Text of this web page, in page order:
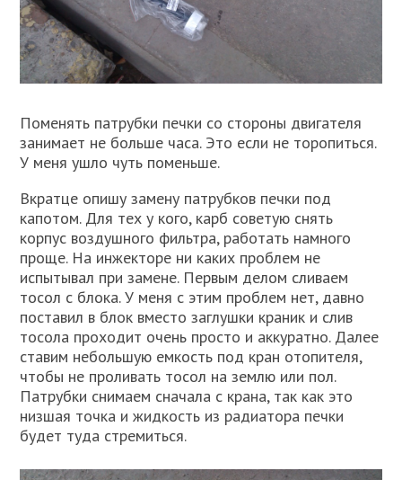
Поменять патрубки печки со стороны двигателя
занимает не больше часа. Это если не торопиться.
У меня ушло чуть поменьше.
Вкратце опишу замену патрубков печки под
капотом. Для тех у кого, карб советую снять
корпус воздушного фильтра, работать намного
проще. На инжекторе ни каких проблем не
испытывал при замене. Первым делом сливаем
тосол с блока. У меня с этим проблем нет, давно
поставил в блок вместо заглушки краник и слив
тосола проходит очень просто и аккуратно. Далее
ставим небольшую емкость под кран отопителя,
чтобы не проливать тосол на землю или пол.
Патрубки снимаем сначала с крана, так как это
низшая точка и жидкость из радиатора печки
будет туда стремиться.